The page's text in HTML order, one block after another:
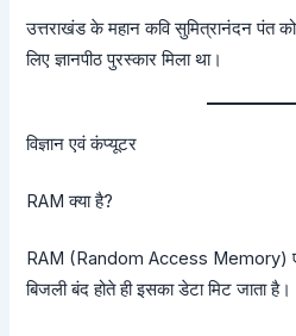
उत्तराखंड के महान कवि सुमित्रानंदन पंत
लिए ज्ञानपीठ पुरस्कार मिला था।
विज्ञान एवं कंप्यूटर
RAM क्या है?
RAM (Random Access
बिजली बंद होते ही इसका डेटा मिट जाता है।